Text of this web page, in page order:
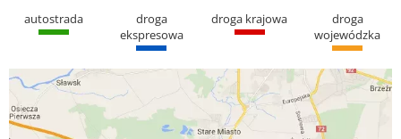
autostrada
droga
ekspresowa
droga krajowa
droga
wojewódzka